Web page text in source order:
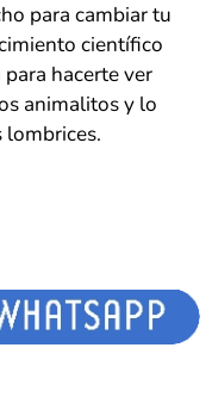
para cambiar tu
científico
hacerte ver
animalitos y lo
lombrices.